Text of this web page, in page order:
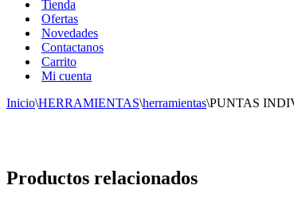
Tienda
Ofertas
Novedades
Contactanos
Carrito
Mi cuenta
Inicio\HERRAMIENTAS\herramientas\PUNTAS
Productos relacionados